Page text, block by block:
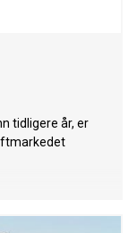
tidligere år, er